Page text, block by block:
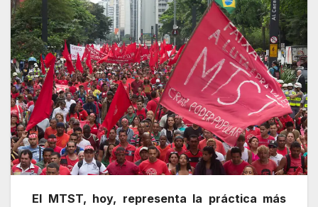
El MTST, hoy, representa la práctica más